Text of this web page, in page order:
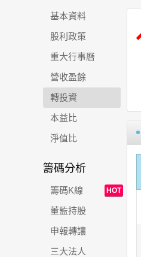
基本資料
股利政策
重大行事曆
營收盈餘
轉投資
本益比
淨值比
籌碼分析
籌碼K線 HOT
董監持股
申報轉讓
三大法人